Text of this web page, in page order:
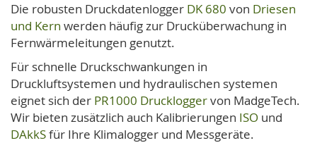
Die robusten Druckdatenlogger DK 680 von Driesen
und Kern werden häufig zur Drucküberwachung in
Fernwärmeleitungen genutzt.
Für schnelle Druckschwankungen in
Druckluftsystemen und hydraulischen systemen
eignet sich der PR1000 Druckloggervon MadgeTech.
Wir bieten zusätzlich auch Kalibrierungen ISO und
DAkkSfür Ihre Klimalogger und Messgeräte.